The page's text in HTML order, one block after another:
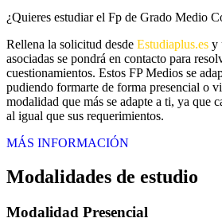
¿Quieres estudiar el Fp de Grado Medio
Rellena la solicitud desde Estudiaplus.es y
asociadas se pondrá en contacto para
cuestionamientos. Estos FP Medios se
pudiendo formarte de forma presencial o
modalidad que más se adapte a ti, ya que
al igual que sus requerimientos.
MÁS INFORMACIÓN
Modalidades de estudio
Modalidad Presencial